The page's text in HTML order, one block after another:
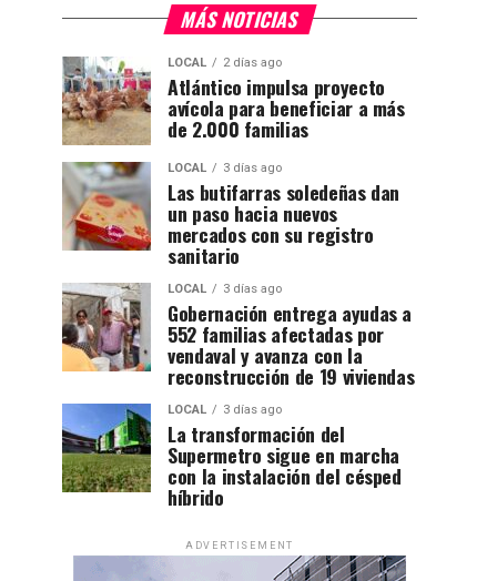
MÁS NOTICIAS
LOCAL 2 días ago
Atlántico impulsa proyecto
avícola para beneficiar a más
de 2.000 familias
LOCAL 3 días ago
Las butifarras soledeñas dan
un paso hacia nuevos
mercados con su registro
sanitario
LOCAL 3 días ago
Gobernación entrega ayudas a
552 familias afectadas por
vendaval y avanza con la
reconstrucción de 19 viviendas
LOCAL 3 días ago
La transformación del
Supermetro sigue en marcha
con la instalación del césped
híbrido
ADVERTISEMENT